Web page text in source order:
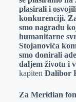
plasirali i
konkurenciji.
smo nagradu
humanitarne
Stojanovića
smo donirali
daljem životu i
kapiten Dalibor
Za Meridian